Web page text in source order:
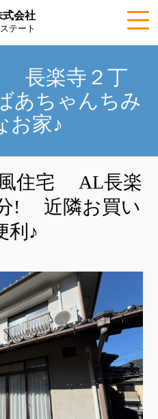
会社
テート
長楽寺２丁
あちゃんちみ
お家♪
風住宅 AL長楽
! 近隣お買い
利♪